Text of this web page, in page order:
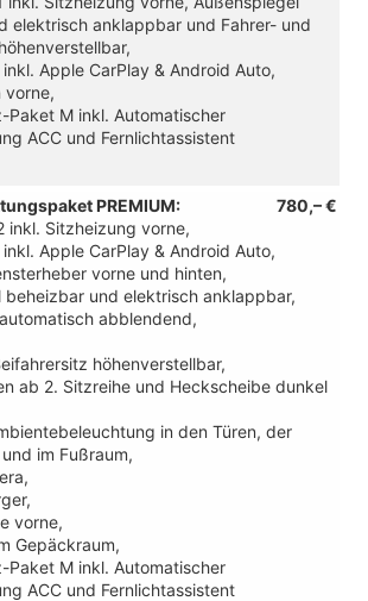
elektrisch anklappbar und Fahrer- und
Apple CarPlay & Android Auto,
vorne,
Paket M inkl. Automatischer
ACC und Fernlichtassistent
780,– €
PREMIUM:
inkl. Sitzheizung vorne,
Apple CarPlay & Android Auto,
vorne und hinten,
beheizbar und elektrisch anklappbar,
abblendend,
höhenverstellbar,
ab 2. Sitzreihe und Heckscheibe dunkel
in den Türen, der
im Fußraum,
vorne,
Gepäckraum,
Paket M inkl. Automatischer
ACC und Fernlichtassistent